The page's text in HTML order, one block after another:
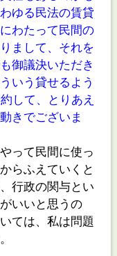
ゆる民法の賃貸
わたって民間の
まして、それを
御議決いただき
いう貸せるよう
して、とりあえ
きでございま
って民間に使っ
らふえていくと
行政の関与とい
いいと思うの
ては、私は問題